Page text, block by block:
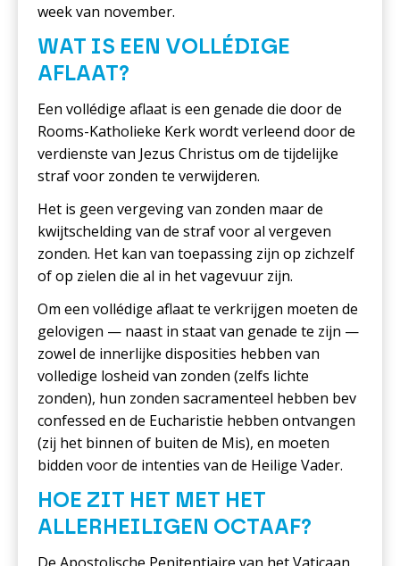
week van november.
WAT IS EEN VOLLÉDIGE
AFLAAT?
Een vollédige aflaat is een genade die door de
Rooms-Katholieke Kerk wordt verleend door de
verdienste van Jezus Christus om de tijdelijke
straf voor zonden te verwijderen.
Het is geen vergeving van zonden maar de
kwijtschelding van de straf voor al vergeven
zonden. Het kan van toepassing zijn op zichzelf
of op zielen die al in het vagevuur zijn.
Om een vollédige aflaat te verkrijgen moeten de
gelovigen — naast in staat van genade te zijn —
zowel de innerlijke disposities hebben van
volledige losheid van zonden (zelfs lichte
zonden), hun zonden sacramenteel hebben bev
confessed en de Eucharistie hebben ontvangen
(zij het binnen of buiten de Mis), en moeten
bidden voor de intenties van de Heilige Vader.
HOE ZIT HET MET HET
ALLERHEILIGEN OCTAAF?